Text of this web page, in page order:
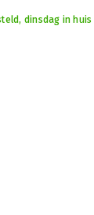
dinsdag in